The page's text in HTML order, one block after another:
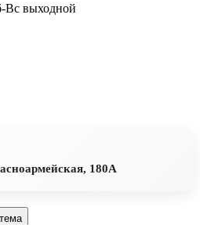
Вс выходной
180А